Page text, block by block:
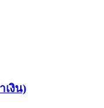
เงิน)